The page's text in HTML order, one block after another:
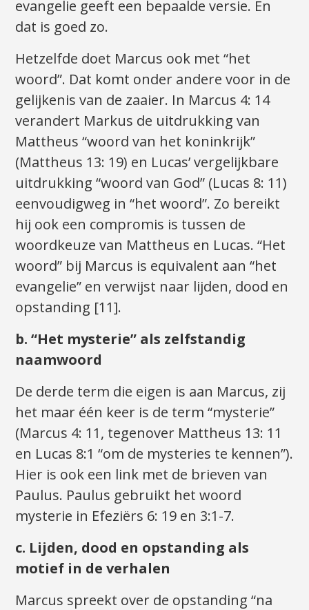
evangelie geeft een bepaalde versie. En
dat is goed zo.
Hetzelfde doet Marcus ook met “het
woord”. Dat komt onder andere voor in de
gelijkenis van de zaaier. In Marcus 4: 14
verandert Markus de uitdrukking van
Mattheus “woord van het koninkrijk”
(Mattheus 13: 19) en Lucas’ vergelijkbare
uitdrukking “woord van God” (Lucas 8: 11)
eenvoudigweg in “het woord”. Zo bereikt
hij ook een compromis is tussen de
woordkeuze van Mattheus en Lucas. “Het
woord” bij Marcus is equivalent aan “het
evangelie” en verwijst naar lijden, dood en
opstanding [11].
b. “Het mysterie” als zelfstandig
naamwoord
De derde term die eigen is aan Marcus, zij
het maar één keer is de term “mysterie”
(Marcus 4: 11, tegenover Mattheus 13: 11
en Lucas 8:1 “om de mysteries te kennen”).
Hier is ook een link met de brieven van
Paulus. Paulus gebruikt het woord
mysterie in Efeziërs 6: 19 en 3:1-7.
c. Lijden, dood en opstanding als
motief in de verhalen
Marcus spreekt over de opstanding “na